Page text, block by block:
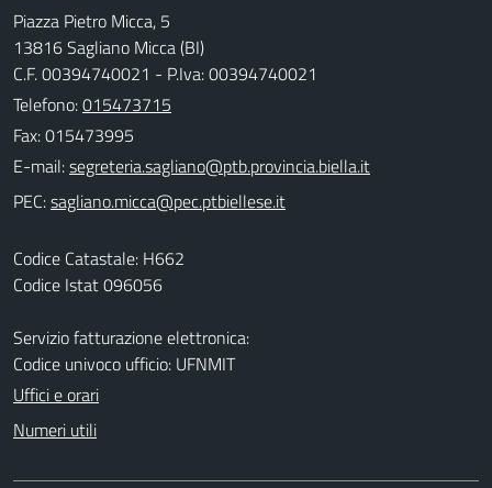
Piazza Pietro Micca, 5
13816 Sagliano Micca (BI)
C.F. 00394740021 - P.Iva: 00394740021
Telefono:015473715
Fax: 015473995
E-mail:
PEC:
Codice Catastale: H662
Codice Istat 096056
Servizio fatturazione elettronica:
Codice univoco ufficio: UFNMIT
Uffici e orari
Numeri utili